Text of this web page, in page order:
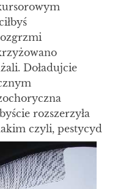
Doładujcie
rozszerzyła
czyli, pestycyd